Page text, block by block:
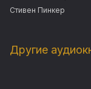
меньше
Стивен Пинкер
Другие